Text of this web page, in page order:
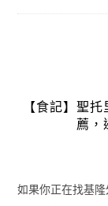
【食記】聖
薦，
如果你正在找基